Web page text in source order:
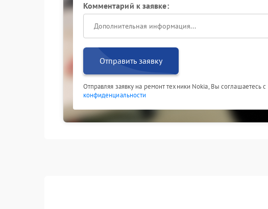
Комментарий к заявке:
Отправить заявку
Отправляя заявку на ремонт техники Nokia, Вы соглашаетесь с
конфиденциальности